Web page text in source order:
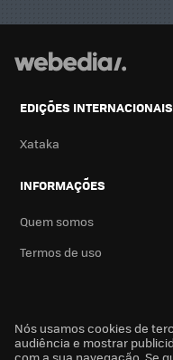
EDIÇÕES INTERNACIONAIS
Xataka
INFORMAÇÕES
Quem somos
Termos de uso
Nós usamos cookies de
audiência e mostrar